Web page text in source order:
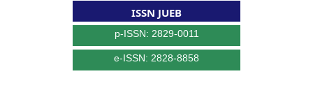
ISSN JUEB
p-ISSN: 2829-0011
e-ISSN: 2828-8858